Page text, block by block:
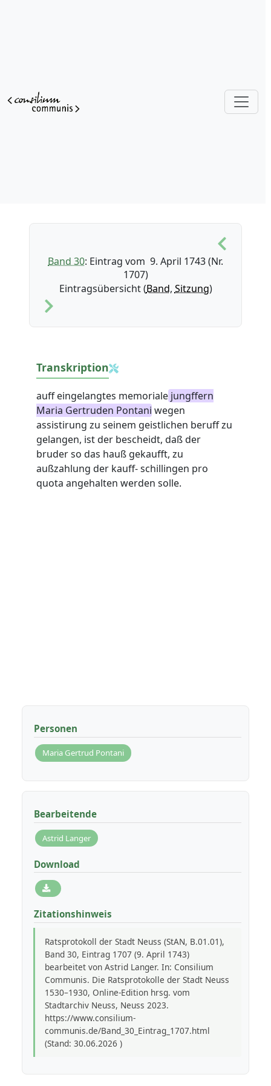
Band 30: Eintrag vom 9. April 1743 (Nr.
1707)
Eintragsübersicht (Band, Sitzung)
Transkription
auff eingelangtes memoriale jungffern
Maria Gertruden Pontani wegen
assistirung zu seinem geistlichen beruff zu
gelangen, ist der bescheidt, daß der
bruder so das hauß gekaufft, zu
außzahlung der kauff- schillingen pro
quota angehalten werden solle.
Personen
Maria Gertrud Pontani
Bearbeitende
Astrid Langer
Download
Zitationshinweis
Ratsprotokoll der Stadt Neuss (StAN, B.01.01),
Band 30, Eintrag 1707 (9. April 1743)
bearbeitet von Astrid Langer. In: Consilium
Communis. Die Ratsprotokolle der Stadt Neuss
1530–1930, Online-Edition hrsg. vom
Stadtarchiv Neuss, Neuss 2023.
https://www.consilium-
communis.de/Band_30_Eintrag_1707.html
(Stand: 30.06.2026 )